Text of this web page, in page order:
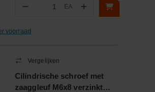
− Aantal
EA +
voorraad
Vergelijken
Cilindrische schroef met
zaaggleuf M6x8 verzinkt